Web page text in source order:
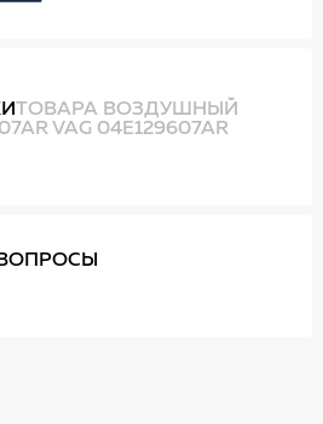
ТОВАРА ВОЗДУШНЫЙ
VAG 04E129607AR